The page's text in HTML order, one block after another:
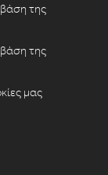
της
της
μας